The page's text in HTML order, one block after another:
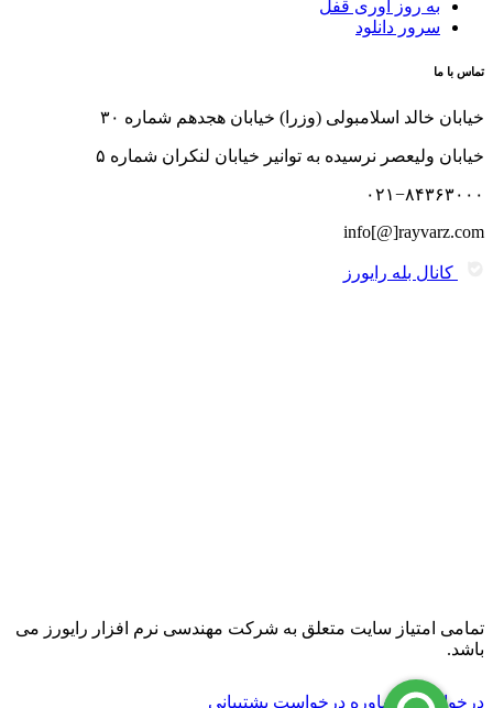
به روز آوری قفل
سرور دانلود
تماس با ما
خیابان خالد اسلامبولی (وزرا) خیابان هجدهم شماره ۳۰
خیابان ولیعصر نرسیده به توانیر خیابان لنکران شماره ۵
۰۲۱−۸۴۳۶۳۰۰۰
info[@]rayvarz.com
کانال بله رایورز
تمامی امتیاز سایت متعلق به شرکت مهندسی نرم افزار رایورز می
باشد.
درخواست مشاوره درخواست پشتیبانی